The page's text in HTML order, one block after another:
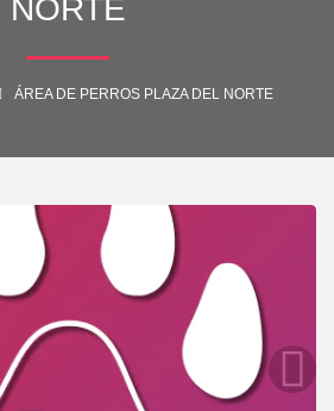
NORTE
ÁREA DE PERROS PLAZA DEL NORTE